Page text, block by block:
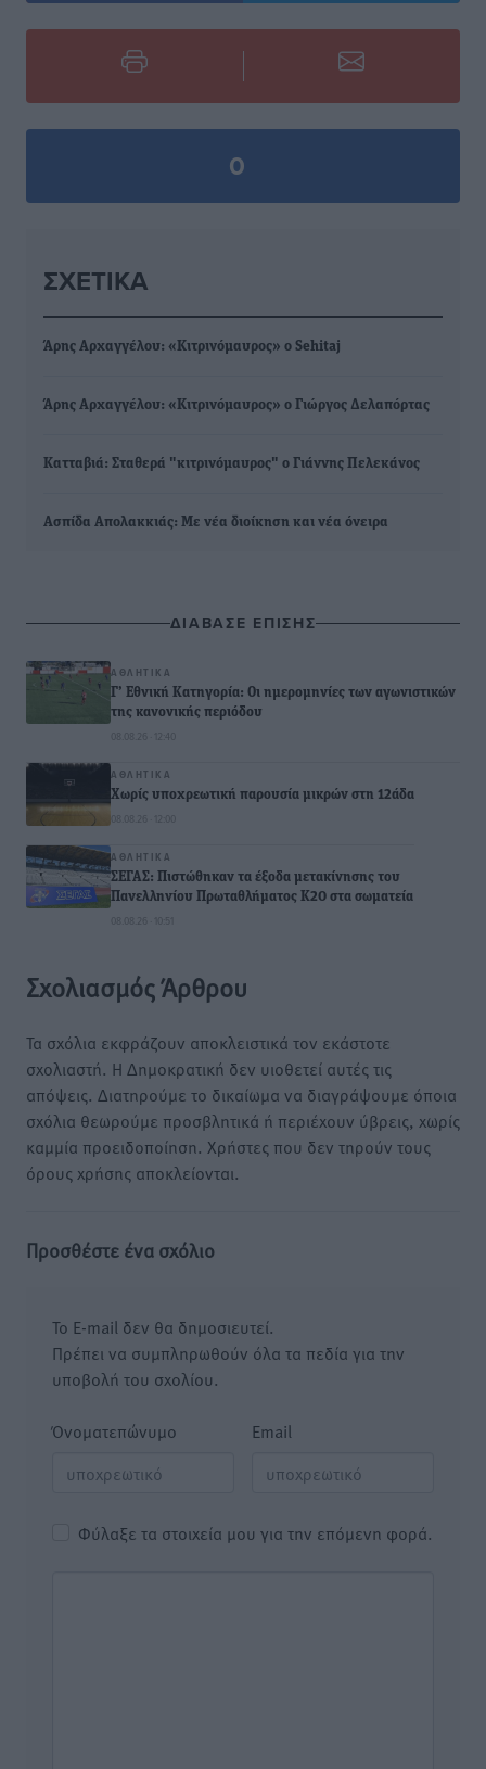
0
ΣΧΕΤΙΚΆ
Άρης Αρχαγγέλου: «Κιτρινόμαυρος» ο Sehitaj
Άρης Αρχαγγέλου: «Κιτρινόμαυρος» ο Γιώργος Δελαπόρτας
Κατταβιά: Σταθερά "κιτρινόμαυρος" ο Γιάννης Πελεκάνος
Ασπίδα Απολακκιάς: Με νέα διοίκηση και νέα όνειρα
ΔΙΑΒΑΣΕ ΕΠΙΣΗΣ
ΑΘΛΗΤΙΚΆ
Γ’ Εθνική Κατηγορία: Οι ημερομηνίες των αγωνιστικών
της κανονικής περιόδου
08.08.26 · 12:40
ΑΘΛΗΤΙΚΆ
Χωρίς υποχρεωτική παρουσία μικρών στη 12άδα
08.08.26 · 12:00
ΑΘΛΗΤΙΚΆ
ΣΕΓΑΣ: Πιστώθηκαν τα έξοδα μετακίνησης του
Πανελληνίου Πρωταθλήματος Κ20 στα σωματεία
08.08.26 · 10:51
Σχολιασμός Άρθρου
Τα σχόλια εκφράζουν αποκλειστικά τον εκάστοτε
σχολιαστή. Η Δημοκρατική δεν υιοθετεί αυτές τις
απόψεις. Διατηρούμε το δικαίωμα να διαγράψουμε όποια
σχόλια θεωρούμε προσβλητικά ή περιέχουν ύβρεις, χωρίς
καμμία προειδοποίηση. Χρήστες που δεν τηρούν τους
όρους χρήσης αποκλείονται.
Προσθέστε ένα σχόλιο
Το E-mail δεν θα δημοσιευτεί.
Πρέπει να συμπληρωθούν όλα τα πεδία για την
υποβολή του σχολίου.
Όνοματεπώνυμο Email
Φύλαξε τα στοιχεία μου για την επόμενη φορά.